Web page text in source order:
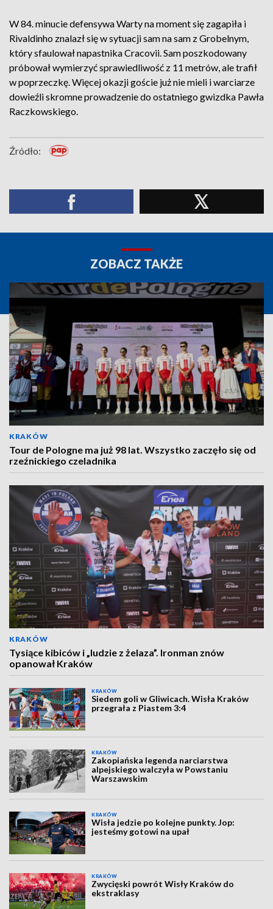
W 84. minucie defensywa Warty na moment się zagapiła i
Rivaldinho znalazł się w sytuacji sam na sam z Grobelnym,
który sfaulował napastnika Cracovii. Sam poszkodowany
próbował wymierzyć sprawiedliwość z 11 metrów, ale trafił
w poprzeczkę. Więcej okazji goście już nie mieli i warciarze
dowieźli skromne prowadzenie do ostatniego gwizdka Pawła
Raczkowskiego.
Źródło:
ZOBACZ TAKŻE
KRAKÓW
Tour de Pologne ma już 98 lat. Wszystko zaczęło się od
rzeźnickiego czeladnika
KRAKÓW
Tysiące kibiców i „ludzie z żelaza”. Ironman znów
opanował Kraków
KRAKÓW
Siedem goli w Gliwicach. Wisła Kraków
przegrała z Piastem 3:4
KRAKÓW
Zakopiańska legenda narciarstwa
alpejskiego walczyła w Powstaniu
Warszawskim
KRAKÓW
Wisła jedzie po kolejne punkty. Jop:
jesteśmy gotowi na upał
KRAKÓW
Zwycięski powrót Wisły Kraków do
ekstraklasy